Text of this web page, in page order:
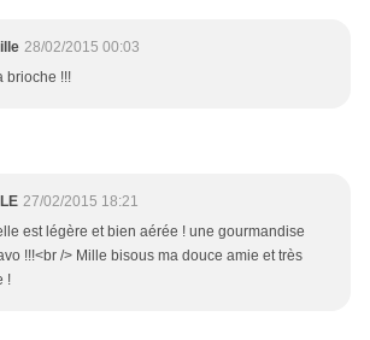
28/02/2015 00:03
brioche !!!
27/02/2015 18:21
est légère et bien aérée ! une gourmandise
!!!<br /> Mille bisous ma douce amie et très
!